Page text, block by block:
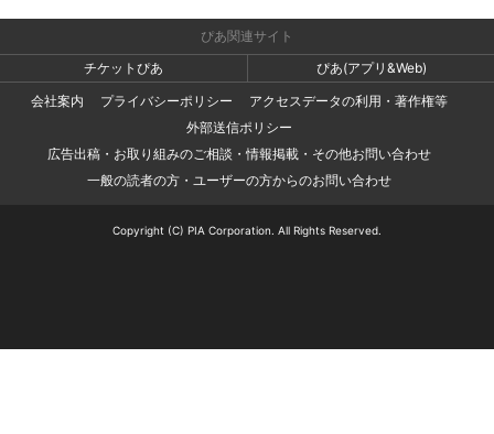
ぴあ関連サイト
チケットぴあ
ぴあ(アプリ&Web)
会社案内
プライバシーポリシー
アクセスデータの利用・著作権等
外部送信ポリシー
広告出稿・お取り組みのご相談・情報掲載・その他お問い合わせ
一般の読者の方・ユーザーの方からのお問い合わせ
Copyright (C) PIA Corporation. All Rights Reserved.